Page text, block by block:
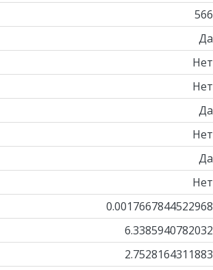
566
Да
Нет
Нет
Да
Нет
Да
Нет
0.0017667844522968
6.3385940782032
2.7528164311883